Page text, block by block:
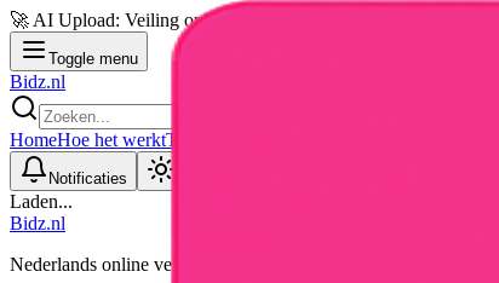
🚀 AI Upload: Veiling online in 30 seconden
Toggle menu
Bidz.nl
HomeHoe het werktThema's
Notificaties
Laden...
Bidz.nl
Nederlands online veilingplatform voor tweedehands en nieuwe